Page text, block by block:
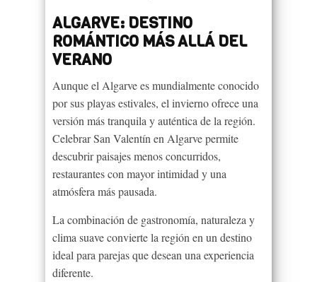
ALGARVE: DESTINO
ROMÁNTICO MÁS ALLÁ DEL
VERANO
Aunque el Algarve es mundialmente conocido
por sus playas estivales, el invierno ofrece una
versión más tranquila y auténtica de la región.
Celebrar San Valentín en Algarve permite
descubrir paisajes menos concurridos,
restaurantes con mayor intimidad y una
atmósfera más pausada.
La combinación de gastronomía, naturaleza y
clima suave convierte la región en un destino
ideal para parejas que desean una experiencia
diferente.